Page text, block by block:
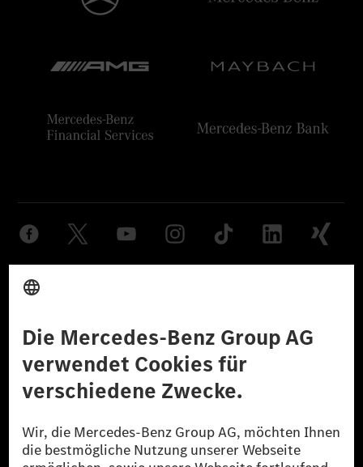
© 2026 Mercedes-Benz Group AG. Alle Rechte vorbehalten.
reduzierte CO₂-Emissionen bei der Mercedes-Benz Group durch
zertifizierte Ausgleichsprojekte kompensiert werden.